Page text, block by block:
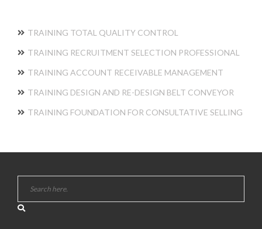
TRAINING TOTAL QUALITY CONTROL
TRAINING RECRUITMENT SELECTION PROFESSIONAL
TRAINING ACCOUNT RECEIVABLE MANAGEMENT
TRAINING DESIGN AND RE-DESIGN BELT CONVEYOR
TRAINING FOUNDATION FOR CONSULTATIVE SELLING